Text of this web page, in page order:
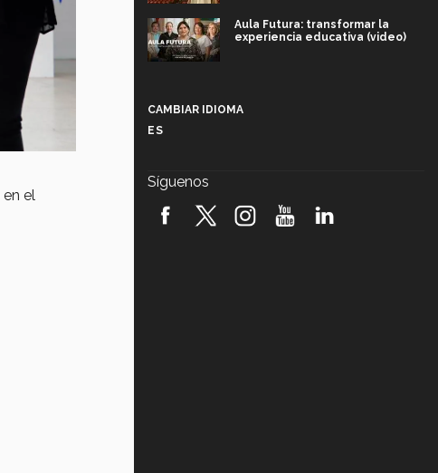
en el
Aula Futura: transformar la
experiencia educativa (video)
robótica FIRST 2026! (video)
CAMBIAR IDIOMA
ES
Síguenos